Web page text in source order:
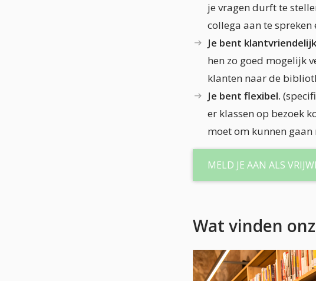
je vragen durft te
collega aan te
Je bent
hen zo goed mogelijk
klanten naar de
Je bent flexibel.
er klassen op bezoek
moet om kunnen gaan
MELD JE AAN ALS
Wat vinden